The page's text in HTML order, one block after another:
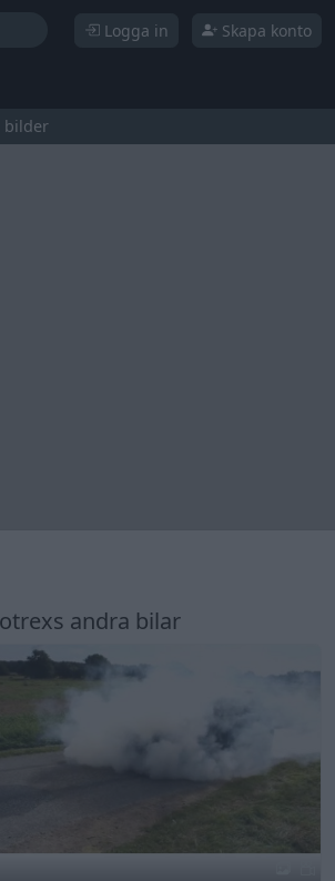
Logga in Skapa konto
bilder
andra bilar